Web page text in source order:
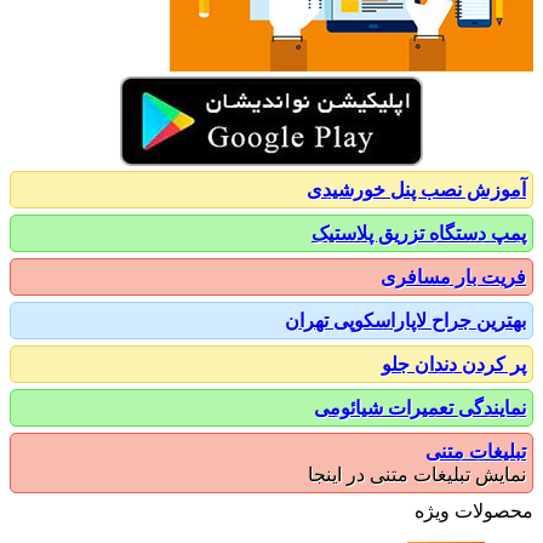
نصب پنل خورشیدی
دستگاه تزریق پلاستیک
بار مسافری
جراح لاپاراسکوپی تهران
دندان جلو
تعمیرات شیائومی
متنی
تبلیغات متنی در اینجا
ویژه